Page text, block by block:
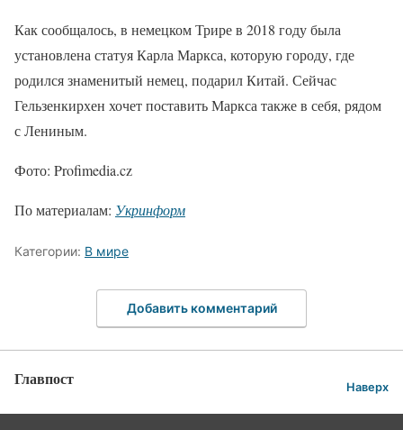
Как сообщалось, в немецком Трире в 2018 году была
установлена статуя Карла Маркса, которую городу, где
родился знаменитый немец, подарил Китай. Сейчас
Гельзенкирхен хочет поставить Маркса также в себя, рядом
с Лениным.
Фото: Profimedia.cz
По материалам: Укринформ
Категории: В мире
Добавить комментарий
Главпост Наверх